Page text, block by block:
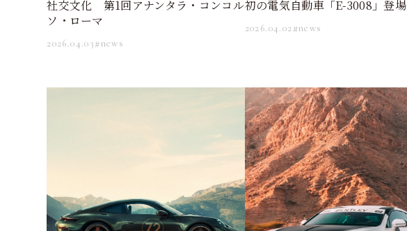
社交文化 第1回アナンタラ・コンコル
ソ・ローマ
2026.04.03#news
初の電気自動車「E-3008」登場
2026.04.02#news